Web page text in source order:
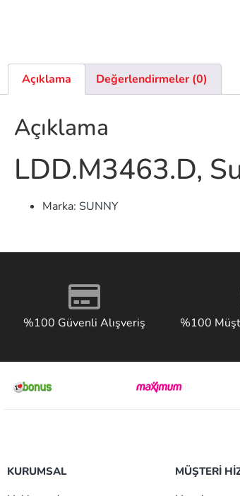
Açıklama Değerlendirmeler (0)
Açıklama
LDD.M3463.D,
Marka: SUNNY
%100 Güvenli Alışveriş %100
KURUMSAL MÜŞTERİ